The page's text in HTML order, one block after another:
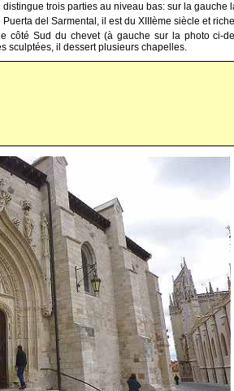
distingue trois parties au niveau bas: sur la
del Sarmental, il est du XIIIème siècle et
côté Sud du chevet (à gauche sur la photo ci-
sculptées, il dessert plusieurs chapelles.